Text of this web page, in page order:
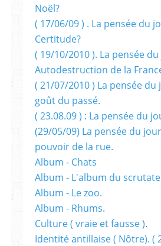
Noël?
( 17/06/09 ) . La pensée du
Certitude?
( 19/10/2010 ). La pensée
Autodestruction de la
( 21/07/2010 ) La pensée du
goût du passé.
( 23.08.09 ) : La pensée du
(29/05/09) La pensée du
pouvoir de la rue.
Album - Chats
Album - L'album du
Album - Le zoo.
Album - Rhums.
Culture ( vraie et fausse ).
Identité antillaise ( Nôtre). (